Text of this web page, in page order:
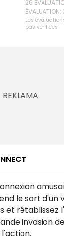
26
ÉVALUATION:
Les
pas vérifiées
le sort d'un
et rétablissez
invasion